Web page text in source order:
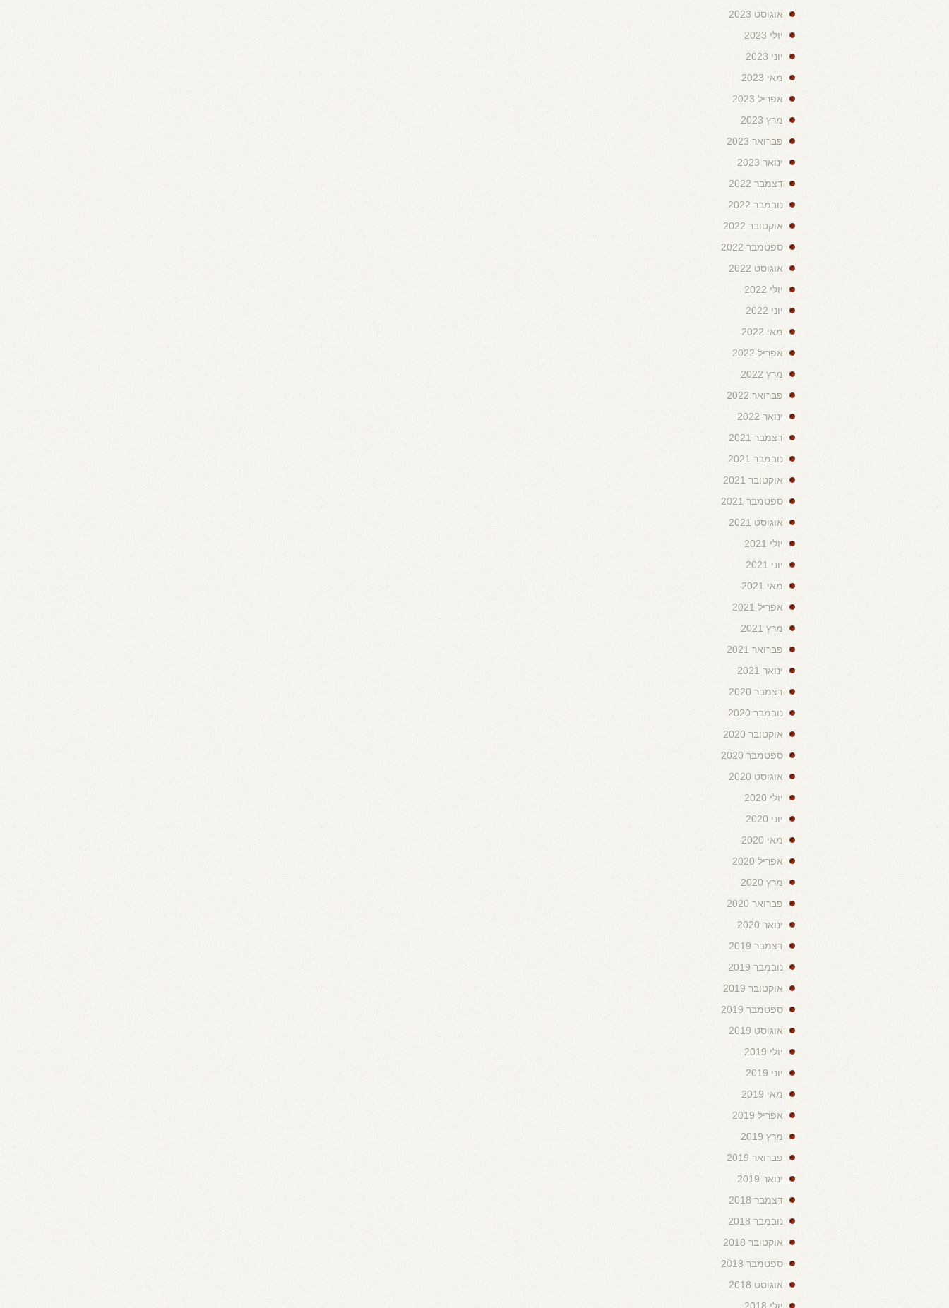
אוגוסט 2023
יולי 2023
יוני 2023
מאי 2023
אפריל 2023
מרץ 2023
פברואר 2023
ינואר 2023
דצמבר 2022
נובמבר 2022
אוקטובר 2022
ספטמבר 2022
אוגוסט 2022
יולי 2022
יוני 2022
מאי 2022
אפריל 2022
מרץ 2022
פברואר 2022
ינואר 2022
דצמבר 2021
נובמבר 2021
אוקטובר 2021
ספטמבר 2021
אוגוסט 2021
יולי 2021
יוני 2021
מאי 2021
אפריל 2021
מרץ 2021
פברואר 2021
ינואר 2021
דצמבר 2020
נובמבר 2020
אוקטובר 2020
ספטמבר 2020
אוגוסט 2020
יולי 2020
יוני 2020
מאי 2020
אפריל 2020
מרץ 2020
פברואר 2020
ינואר 2020
דצמבר 2019
נובמבר 2019
אוקטובר 2019
ספטמבר 2019
אוגוסט 2019
יולי 2019
יוני 2019
מאי 2019
אפריל 2019
מרץ 2019
פברואר 2019
ינואר 2019
דצמבר 2018
נובמבר 2018
אוקטובר 2018
ספטמבר 2018
אוגוסט 2018